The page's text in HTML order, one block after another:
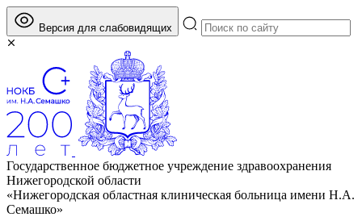
Версия для слабовидящих
Государственное бюджетное учреждение здравоохранения
Нижегородской области
«Нижегородская областная клиническая больница имени Н.А.
Семашко»